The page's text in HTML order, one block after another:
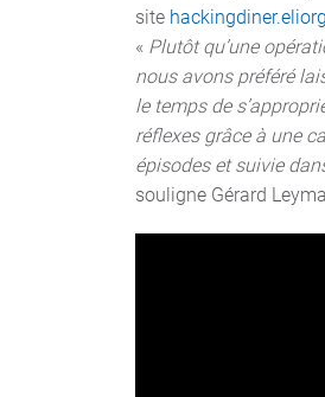
site
« Plutôt qu’une
nous avons préféré
le temps de
réflexes grâce à une
épisodes et suivie
souligne Gérard